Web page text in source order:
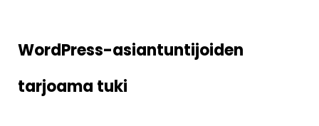
WordPress-asiantuntijoiden
tarjoama tuki